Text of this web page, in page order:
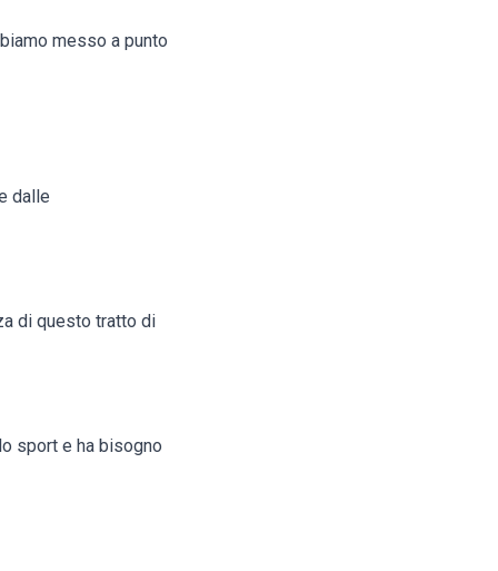
messo a punto
dalle
di questo tratto di
sport e ha bisogno